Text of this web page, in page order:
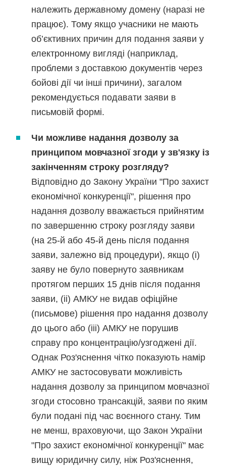
належить державному домену (наразі не
працює). Тому якщо учасники не мають
об’єктивних причин для подання заяви у
електронному вигляді (наприклад,
проблеми з доставкою документів через
бойові дії чи інші причини), загалом
рекомендується подавати заяви в
письмовій формі.
Чи можливе надання дозволу за
принципом мовчазної згоди у зв'язку із
закінченням строку розгляду?
Відповідно до Закону України "Про захист
економічної конкуренції", рішення про
надання дозволу вважається прийнятим
по завершенню строку розгляду заяви
(на 25-й або 45-й день після подання
заяви, залежно від процедури), якщо (i)
заяву не було повернуто заявникам
протягом перших 15 днів після подання
заяви, (ii) АМКУ не видав офіційне
(письмове) рішення про надання дозволу
до цього або (iii) АМКУ не порушив
справу про концентрацію/узгоджені дії.
Однак Роз'яснення чітко показують намір
АМКУ не застосовувати можливість
надання дозволу за принципом мовчазної
згоди стосовно трансакцій, заяви по яким
були подані під час воєнного стану. Тим
не менш, враховуючи, що Закон України
"Про захист економічної конкуренції" має
вищу юридичну силу, ніж Роз'яснення,